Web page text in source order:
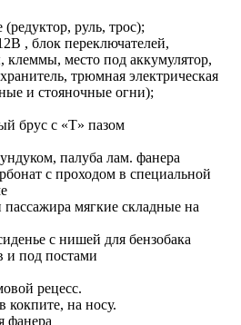
руль, трос);
, блок переключателей,
клеммы, место под аккумулятор,
трюмная электрическая
и стояночные огни);
брус с «Т» пазом
палуба лам. фанера
с проходом в специальной
мягкие складные на
с нишей для бензобака
и под постами
рецесс.
кокпите, на носу.
фанера